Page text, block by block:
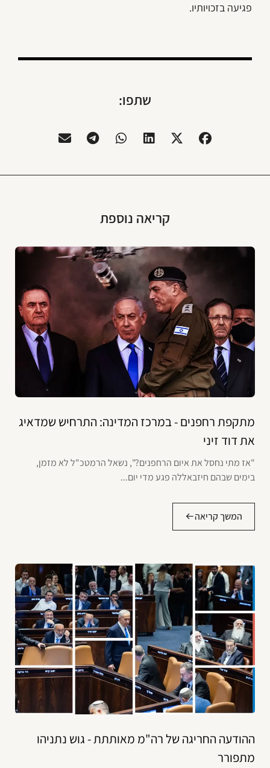
פגיעה בזכויותיו.
שתפו:
קריאה נוספת
מתקפת רחפנים - במרכז המדינה: התרחיש שמדאיג
את דוד זיני
"אז מתי נחסל את איום הרחפנים?", נשאל הרמטכ"ל לא מזמן,
בימים שבהם חיזבאללה פגע מדי יום...
המשך קריאה
ההודעה החריגה של רה"מ מאותתת - גוש נתניהו
מתפורר